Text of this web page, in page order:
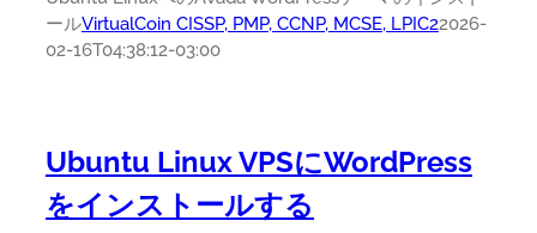
ールVirtualCoin CISSP, PMP, CCNP, MCSE, LPIC22026-
02-16T04:38:12-03:00
Ubuntu Linux VPSにWordPress
をインストールする